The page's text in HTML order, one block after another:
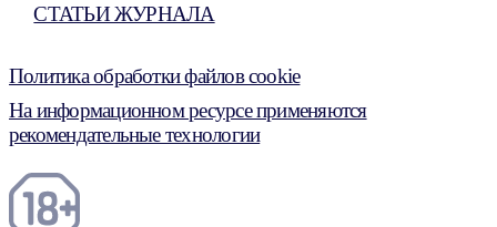
СТАТЬИ ЖУРНАЛА
Политика обработки файлов cookie
На информационном ресурсе применяются
рекомендательные технологии